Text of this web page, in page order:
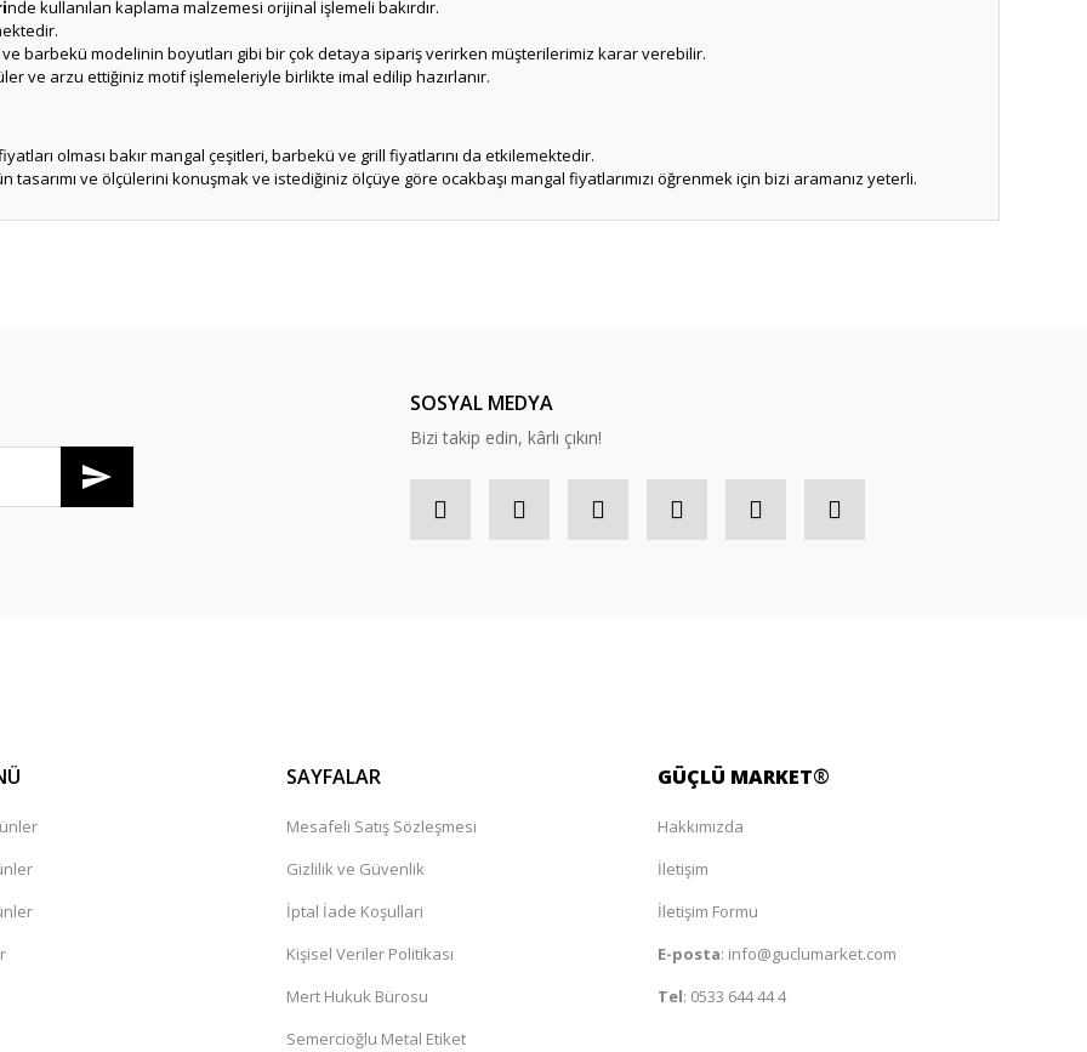
nde kullanılan kaplama malzemesi orijinal işlemeli bakırdır.
ve barbekü modelinin boyutları gibi bir çok detaya sipariş verirken müşterilerimiz karar verebilir.
ve arzu ettiğiniz motif işlemeleriyle birlikte imal edilip hazırlanır.
olması bakır mangal çeşitleri, barbekü ve grill fiyatlarını da etkilemektedir.
ve ölçülerini konuşmak ve istediğiniz ölçüye göre ocakbaşı mangal fiyatlarımızı öğrenmek için bizi aramanız yeterli.
SOSYAL MEDYA
Bizi takip edin, kârlı çıkın!
SAYFALAR
Mesafeli Satış Sözleşmesi
Gizlilik ve Güvenlik
İptal İade Koşullari
Kişisel Veriler Politikası
Mert Hukuk Bürosu
Semercioğlu Metal Etiket
GÜÇLÜ MARKET®
Hakkımızda
İletişim
İletişim Formu
E-posta: info@guclumarket.com
Tel: 0533 644 44 4